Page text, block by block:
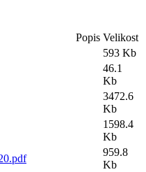
Popis Velikost
593 Kb
46.1
Kb
3472.6
Kb
1598.4
Kb
959.8
Kb